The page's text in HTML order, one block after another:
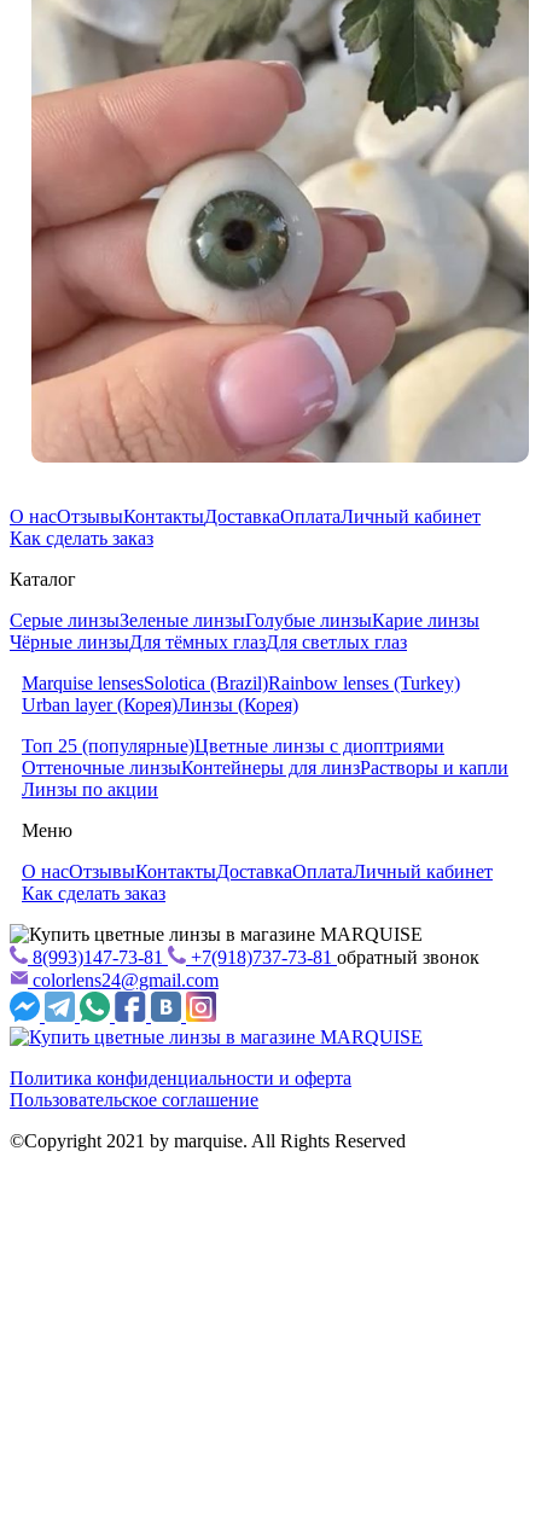
О насОтзывыКонтактыДоставкаОплатаЛичный кабинет
Как сделать заказ
Каталог
Серые линзыЗеленые линзыГолубые линзыКарие линзы
Чёрные линзыДля тёмных глазДля светлых глаз
Marquise lensesSolotica (Brazil)Rainbow lenses (Turkey)
Urban layer (Корея)Линзы (Корея)
Топ 25 (популярные)Цветные линзы с диоптриями
Оттеночные линзыКонтейнеры для линзРастворы и капли
Линзы по акции
Меню
О насОтзывыКонтактыДоставкаОплатаЛичный кабинет
Как сделать заказ
8(993)147-73-81 +7(918)737-73-81 обратный звонок
colorlens24@gmail.com
Политика конфиденциальности и оферта
Пользовательское соглашение
©Copyright 2021 by marquise. All Rights Reserved